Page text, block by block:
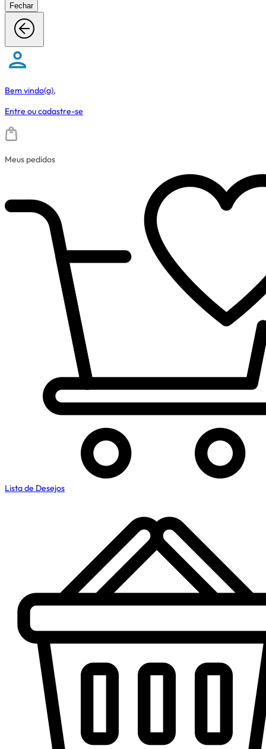
Fechar
Bem vindo(a),
Entre oucadastre-se
Meus pedidos
Lista de Desejos